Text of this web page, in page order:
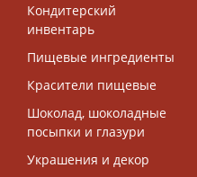
Кондитерский
инвентарь
Пищевые ингредиенты
Красители пищевые
Шоколад, шоколадные
посыпки и глазури
Украшения и декор